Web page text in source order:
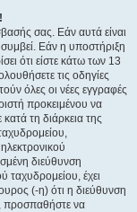
σας. Εάν αυτά είναι
Εάν η υποστήριξη
ότι είστε κάτω των 13
τις οδηγίες
όλες οι νέες εγγραφές
προκειμένου να
τη διάρκεια της
διεύθυνση
ταχυδρομείου, έχει
(-η) ότι η διεύθυνση
προσπαθήστε να